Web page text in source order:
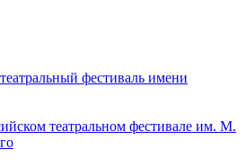
фестиваль имени
театральном фестивале им. М.